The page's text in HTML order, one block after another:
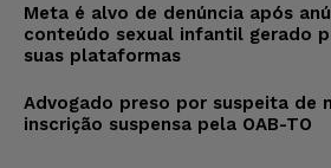
Meta é alvo de denúncia após
conteúdo sexual infantil gerado
suas plataformas
Advogado preso por suspeita de
inscrição suspensa pela OAB-TO